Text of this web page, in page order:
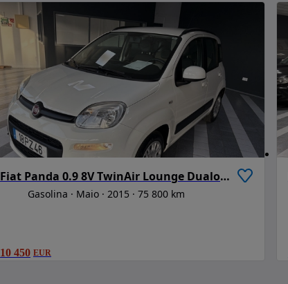
Fiat Panda 0.9 8V TwinAir Lounge Dualogic S&S
Gasolina Maio 2015 75 800 km
10 450 EUR